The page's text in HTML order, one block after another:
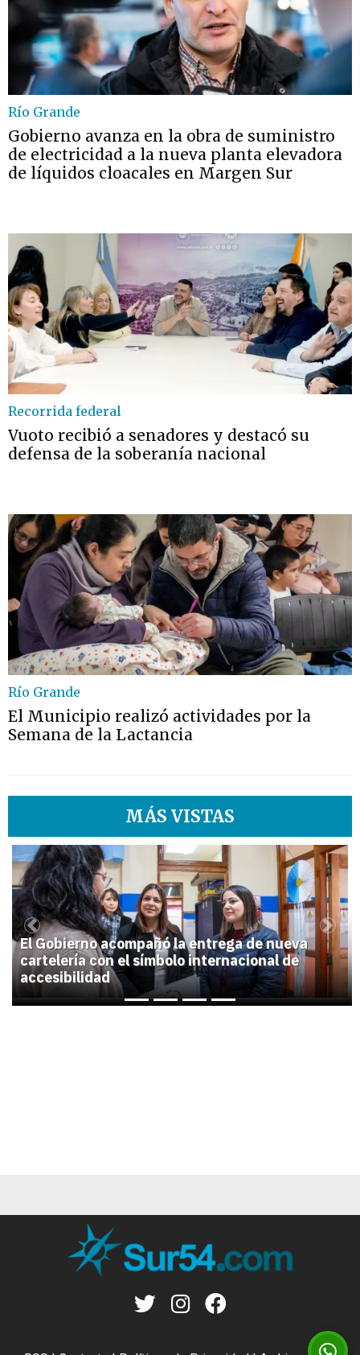
Río Grande
Gobierno avanza en la obra de suministro
de electricidad a la nueva planta elevadora
de líquidos cloacales en Margen Sur
Recorrida federal
Vuoto recibió a senadores y destacó su
defensa de la soberanía nacional
Río Grande
El Municipio realizó actividades por la
Semana de la Lactancia
MÁS VISTAS
1
El Gobierno acompañó la entrega de nueva
cartelería con el símbolo internacional de
accesibilidad
Previous Next